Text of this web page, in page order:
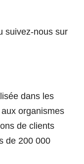
suivez-nous sur
dans les
organismes
de clients
de 200 000